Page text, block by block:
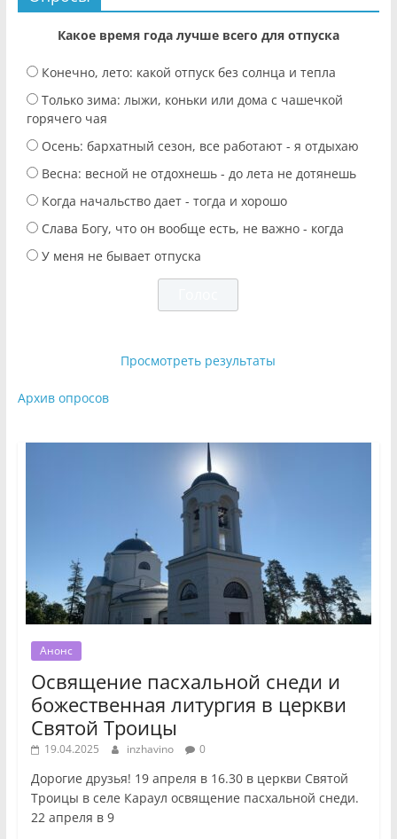
Какое время года лучше всего для отпуска
Конечно, лето: какой отпуск без солнца и тепла
Только зима: лыжи, коньки или дома с чашечкой
горячего чая
Осень: бархатный сезон, все работают - я отдыхаю
Весна: весной не отдохнешь - до лета не дотянешь
Когда начальство дает - тогда и хорошо
Слава Богу, что он вообще есть, не важно - когда
У меня не бывает отпуска
Просмотреть результаты
Архив опросов
Анонс
Освящение пасхальной снеди и
божественная литургия в церкви
Святой Троицы
19.04.2025 inzhavino 0
Дорогие друзья! 19 апреля в 16.30 в церкви Святой
Троицы в селе Караул освящение пасхальной снеди.
22 апреля в 9